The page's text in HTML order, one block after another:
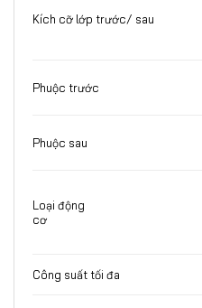
Kích cỡ lớp trước/ sau
Phuộc trước
Phuộc sau
Loại động
Công suất tối đa